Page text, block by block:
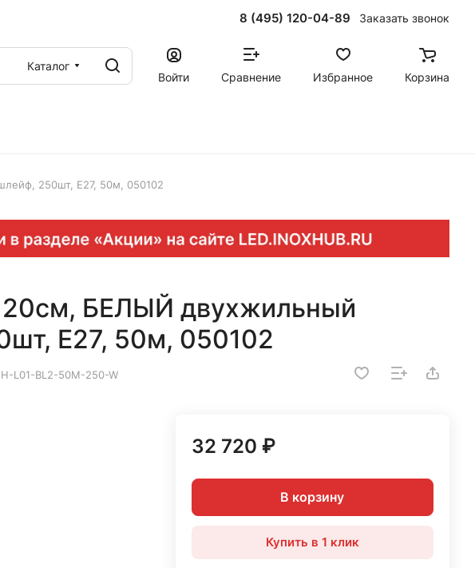
8 (495) 120-04-89 Заказать звонок
Каталог
Войти
Сравнение Избранное Корзина
250шт, E27, 50м, 050102
20см, БЕЛЫЙ двухжильный
E27, 50м, 050102
L01-BL2-50M-250-W
32 720 ₽
В корзину
Купить в 1 клик